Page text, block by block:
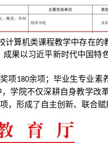
计算机类课程教学中存在
果以习近平新时代中国特
项180余项；毕业生专业素
学院不仅深耕自身教学改
形成了自主创新、联合赋